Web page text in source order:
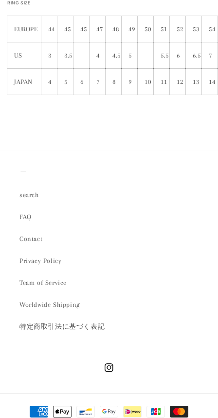
RING SIZE
EUROPE 44 45 45 47 48 49 50 51 52 53 54
US 3 3.5 4 4.5 5 5.5 6 6.5 7
JAPAN 4 5 6 7 8 9 10 11 12 13 14
＿
search
FAQ
Contact
Privacy Policy
Team of Service
Worldwide Shipping
特定商取引法に基づく表記
Instagram